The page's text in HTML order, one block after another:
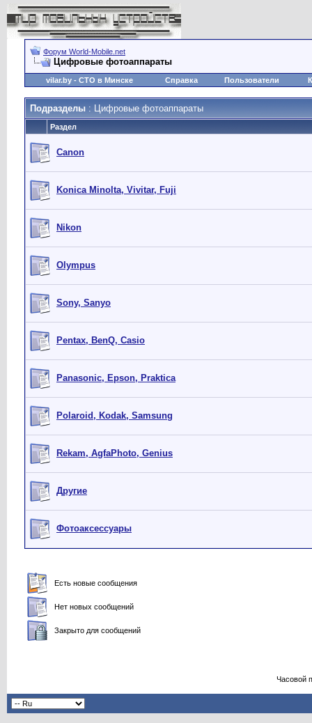
Форум World-Mobile.net
Цифровые фотоаппараты
vilar.by - СТО в Минске Справка Пользователи
Подразделы : Цифровые фотоаппараты
Раздел
Canon
Konica Minolta, Vivitar, Fuji
Nikon
Olympus
Sony, Sanyo
Рentax, BenQ, Casio
Panasonic, Epson, Praktica
Polaroid, Kodak, Samsung
Rekam, AgfaPhoto, Genius
Другие
Фотоаксессуары
Есть новые сообщения
Нет новых сообщений
Закрыто для сообщений
Часовой